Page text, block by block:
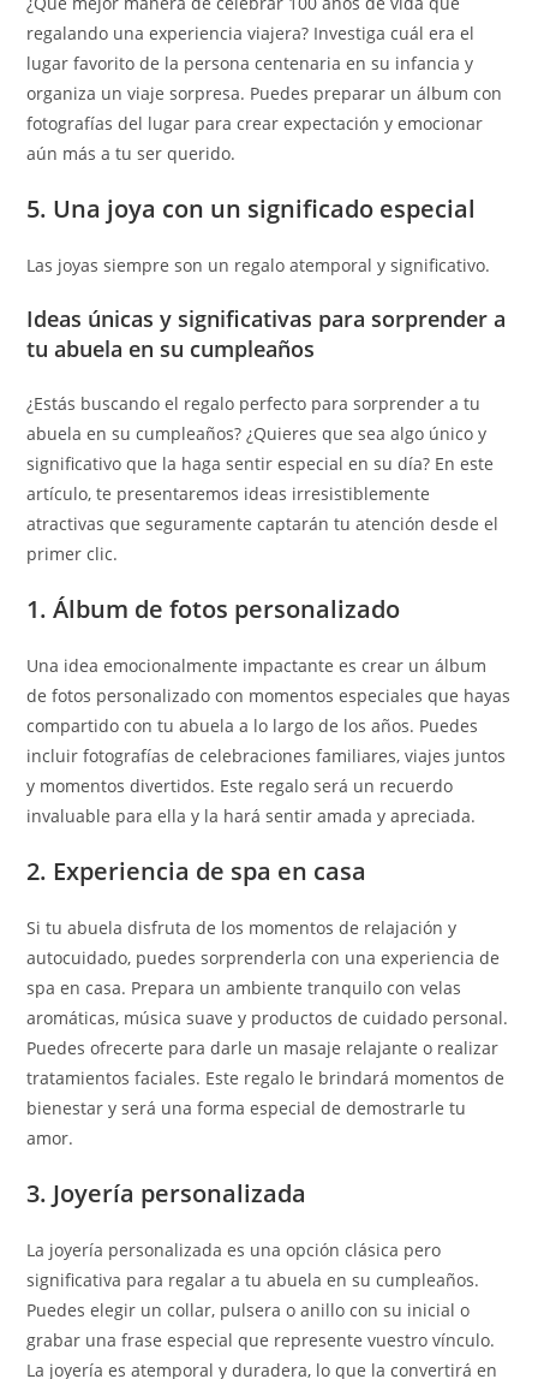
regalando una experiencia viajera? Investiga cuál era el
lugar favorito de la persona centenaria en su infancia y
organiza un viaje sorpresa. Puedes preparar un álbum con
fotografías del lugar para crear expectación y emocionar
aún más a tu ser querido.
5. Una joya con un significado especial
Las joyas siempre son un regalo atemporal y significativo.
Ideas únicas y significativas para sorprender a
tu abuela en su cumpleaños
¿Estás buscando el regalo perfecto para sorprender a tu
abuela en su cumpleaños? ¿Quieres que sea algo único y
significativo que la haga sentir especial en su día? En este
artículo, te presentaremos ideas irresistiblemente
atractivas que seguramente captarán tu atención desde el
primer clic.
1. Álbum de fotos personalizado
Una idea emocionalmente impactante es crear un álbum
de fotos personalizado con momentos especiales que hayas
compartido con tu abuela a lo largo de los años. Puedes
incluir fotografías de celebraciones familiares, viajes juntos
y momentos divertidos. Este regalo será un recuerdo
invaluable para ella y la hará sentir amada y apreciada.
2. Experiencia de spa en casa
Si tu abuela disfruta de los momentos de relajación y
autocuidado, puedes sorprenderla con una experiencia de
spa en casa. Prepara un ambiente tranquilo con velas
aromáticas, música suave y productos de cuidado personal.
Puedes ofrecerte para darle un masaje relajante o realizar
tratamientos faciales. Este regalo le brindará momentos de
bienestar y será una forma especial de demostrarle tu
amor.
3. Joyería personalizada
La joyería personalizada es una opción clásica pero
significativa para regalar a tu abuela en su cumpleaños.
Puedes elegir un collar, pulsera o anillo con su inicial o
grabar una frase especial que represente vuestro vínculo.
La joyería es atemporal y duradera, lo que la convertirá en